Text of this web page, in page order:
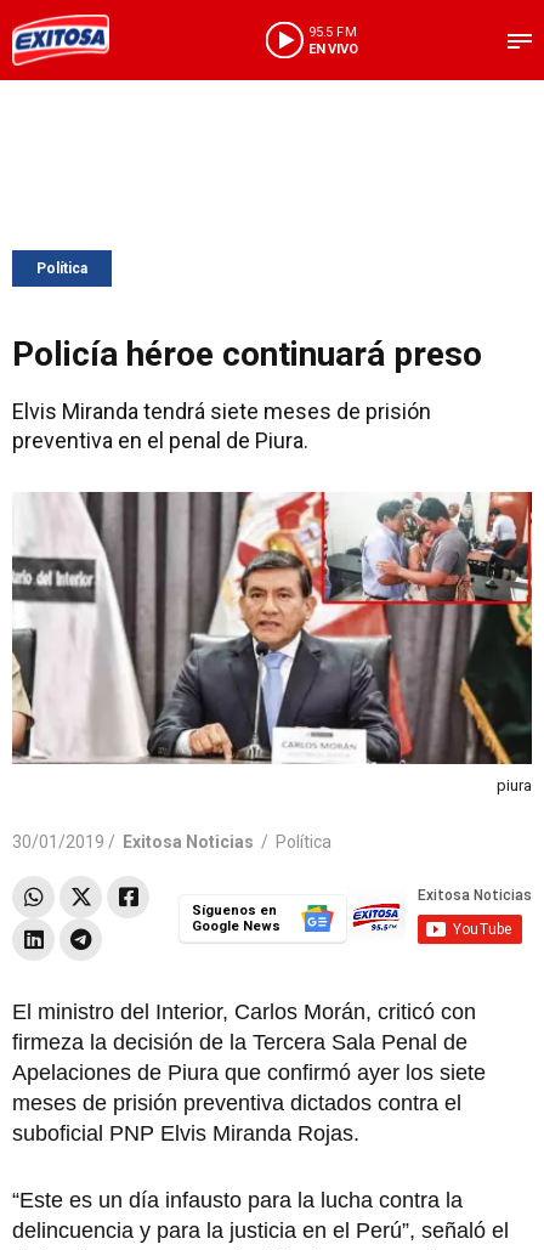
95.5 FM
EN VIVO
Política
Policía héroe continuará preso
Elvis Miranda tendrá siete meses de prisión
preventiva en el penal de Piura.
piura
30/01/2019 / Exitosa Noticias / Política
Síguenos en
Google News
El ministro del Interior, Carlos Morán, criticó con
firmeza la decisión de la Tercera Sala Penal de
Apelaciones de Piura que confirmó ayer los siete
meses de prisión preventiva dictados contra el
suboficial PNP Elvis Miranda Rojas.
“Este es un día infausto para la lucha contra la
delincuencia y para la justicia en el Perú”, señaló el